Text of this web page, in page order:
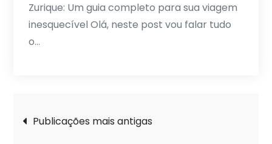
Zurique: Um guia completo para sua viagem
inesquecível Olá, neste post vou falar tudo
o…
Navegação
Publicações mais antigas